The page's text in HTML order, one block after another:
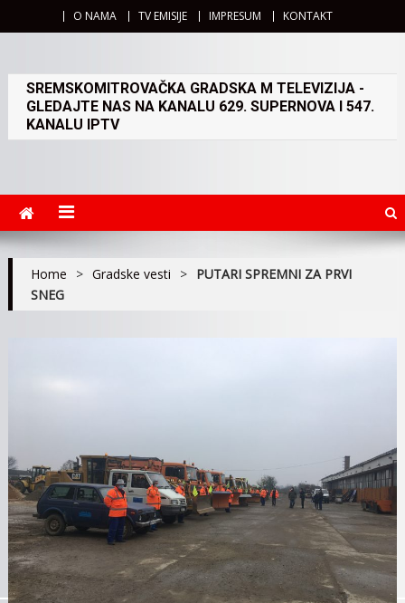
O NAMA TV EMISIJE IMPRESUM KONTAKT
SREMSKOMITROVAČKA GRADSKA M TELEVIZIJA -
GLEDAJTE NAS NA KANALU 629. SUPERNOVA I 547.
KANALU IPTV
Home > Gradske vesti > PUTARI SPREMNI ZA PRVI
SNEG